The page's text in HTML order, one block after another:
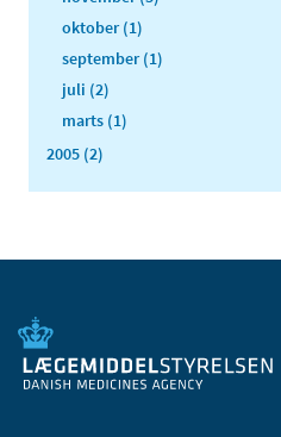
oktober (1)
september (1)
juli (2)
marts (1)
2005 (2)